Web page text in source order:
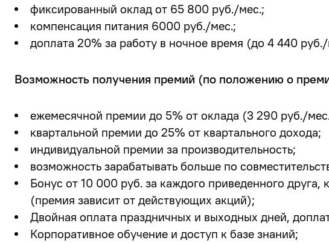
фиксированный оклад от 65 800 руб./мес.;
компенсация питания 6000 руб./мес.;
доплата 20% за работу в ночное время (до 4 440
Возможность получения премий (по положению о
ежемесячной премии до 5% от оклада (3 290 руб./
квартальной премии до 25% от квартального дохода;
индивидуальной премии за производительность;
возможность зарабатывать больше по
Бонус от 10 000 руб. за каждого приведенного друга,
(премия зависит от действующих акций);
Двойная оплата праздничных и выходных дней,
Корпоративное обучение и доступ к базе знаний;